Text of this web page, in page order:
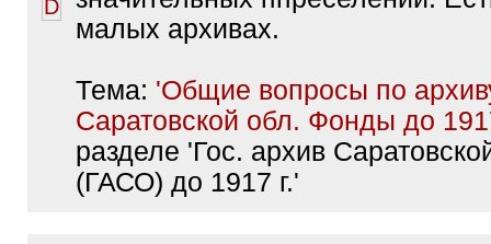
малых архивах.
Тема: 'Общие вопросы по
Саратовской обл. Фонды до
разделе 'Гос. архив
(ГАСО) до 1917 г.'